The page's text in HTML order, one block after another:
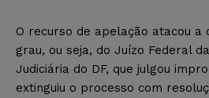
O recurso de apelação atacou a
grau, ou seja, do Juízo Federal
Judiciária do DF, que julgou
extinguiu o processo com